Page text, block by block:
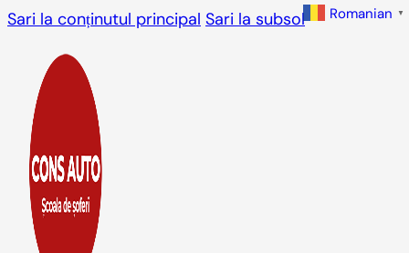
Sari la conținutul principal Sari la subsol Romanian ▼